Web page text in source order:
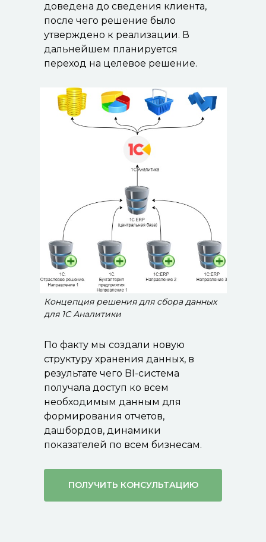
ПОЛУЧИТЬ КОНСУЛЬТАЦИЮ
Концепция решения для сбора данных
для 1С Аналитики
доведена до сведения клиента,
после чего решение было
утверждено к реализации. В
дальнейшем планируется
переход на целевое решение.
По факту мы создали новую
структуру хранения данных, в
результате чего BI-система
получала доступ ко всем
необходимым данным для
формирования отчетов,
дашбордов, динамики
показателей по всем бизнесам.